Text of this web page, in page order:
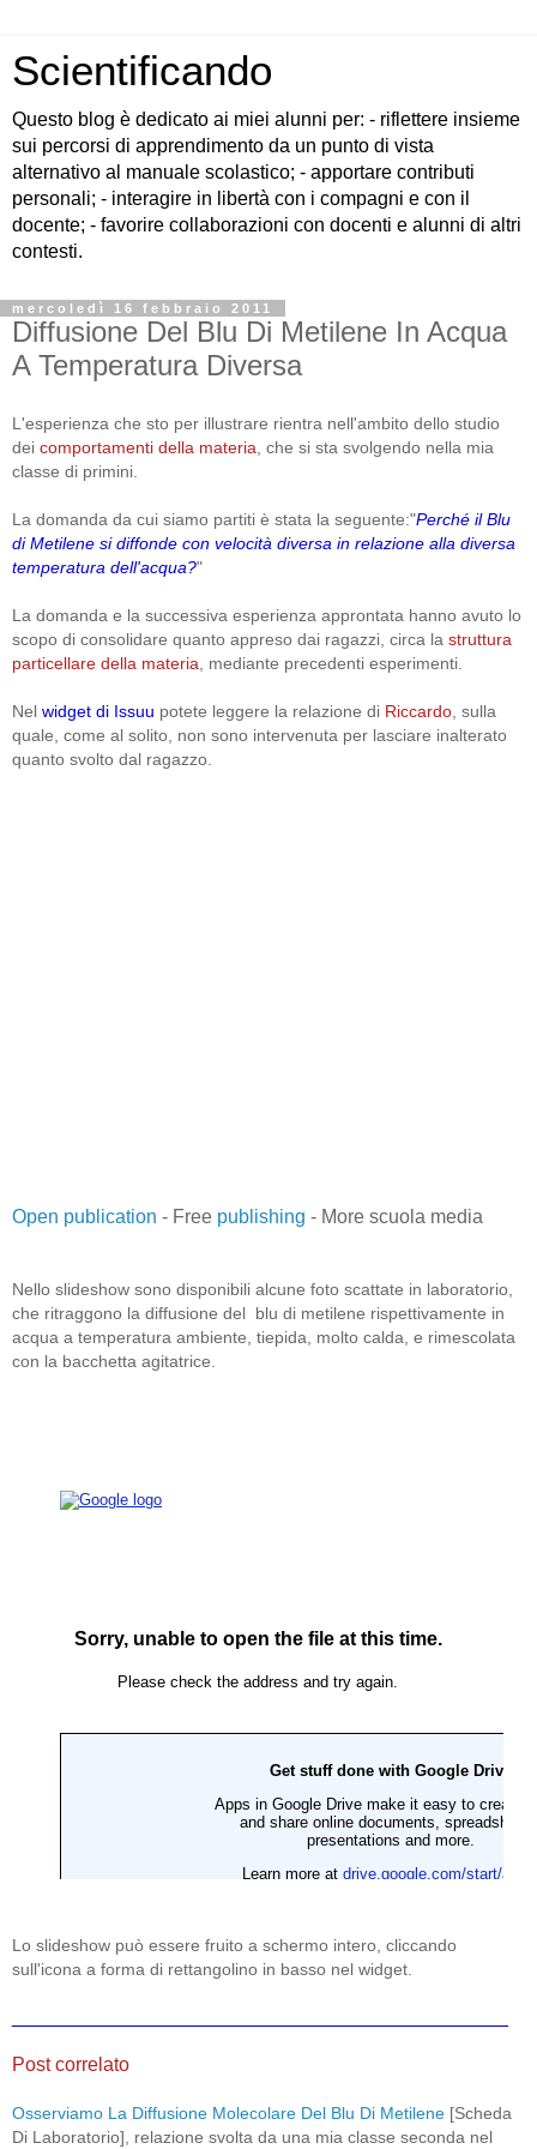
Scientificando
Questo blog è dedicato ai miei alunni per: - riflettere insieme
sui percorsi di apprendimento da un punto di vista
alternativo al manuale scolastico; - apportare contributi
personali; - interagire in libertà con i compagni e con il
docente; - favorire collaborazioni con docenti e alunni di altri
contesti.
mercoledì 16 febbraio 2011
Diffusione Del Blu Di Metilene In Acqua
A Temperatura Diversa
L'esperienza che sto per illustrare rientra nell'ambito dello studio
dei comportamenti della materia , che si sta svolgendo nella mia
classe di primini.
La domanda da cui siamo partiti è stata la seguente:"Perché il Blu
di Metilene si diffonde con velocità diversa in relazione alla diversa
temperatura dell'acqua?"
La domanda e la successiva esperienza approntata hanno avuto lo
scopo di consolidare quanto appreso dai ragazzi, circa la struttura
particellare della materia , mediante precedenti esperimenti.
Nel widget di Issuu potete leggere la relazione di Riccardo , sulla
quale, come al solito, non sono intervenuta per lasciare inalterato
quanto svolto dal ragazzo.
Open publication - Free publishing - More scuola media
Nello slideshow sono disponibili alcune foto scattate in laboratorio,
che ritraggono la diffusione del blu di metilene rispettivamente in
acqua a temperatura ambiente, tiepida, molto calda, e rimescolata
con la bacchetta agitatrice.
Lo slideshow può essere fruito a schermo intero, cliccando
sull'icona a forma di rettangolino in basso nel widget.
Post correlato
Osserviamo La Diffusione Molecolare Del Blu Di Metilene [Scheda
Di Laboratorio], relazione svolta da una mia classe seconda nel